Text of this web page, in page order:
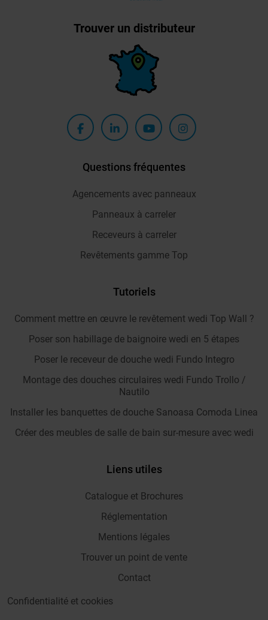
Trouver un distributeur
Questions fréquentes
Agencements avec panneaux
Panneaux à carreler
Receveurs à carreler
Revêtements gamme Top
Tutoriels
Comment mettre en œuvre le revêtement wedi Top Wall ?
Poser son habillage de baignoire wedi en 5 étapes
Poser le receveur de douche wedi Fundo Integro
Montage des douches circulaires wedi Fundo Trollo /
Nautilo
Installer les banquettes de douche Sanoasa Comoda Linea
Créer des meubles de salle de bain sur-mesure avec wedi
Liens utiles
Catalogue et Brochures
Réglementation
Mentions légales
Trouver un point de vente
Contact
Confidentialité et cookies